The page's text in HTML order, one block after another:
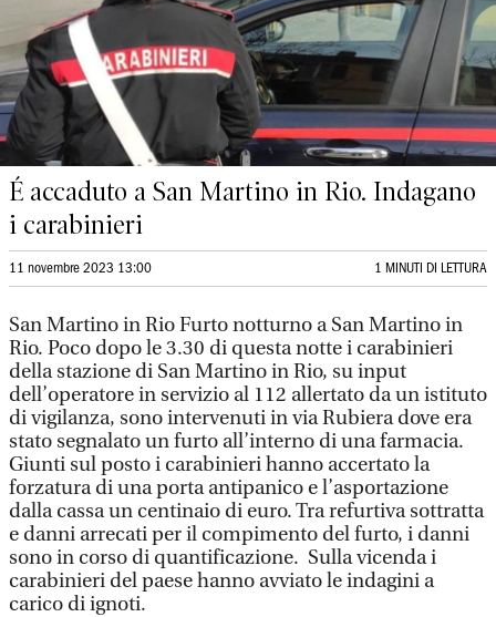
É accaduto a San Martino in Rio. Indagano
i carabinieri
11 novembre 2023 13:00 1 MINUTI DI LETTURA
San Martino in Rio Furto notturno a San Martino in
Rio. Poco dopo le 3.30 di questa notte i carabinieri
della stazione di San Martino in Rio, su input
dell’operatore in servizio al 112 allertato da un istituto
di vigilanza, sono intervenuti in via Rubiera dove era
stato segnalato un furto all’interno di una farmacia.
Giunti sul posto i carabinieri hanno accertato la
forzatura di una porta antipanico e l’asportazione
dalla cassa un centinaio di euro. Tra refurtiva sottratta
e danni arrecati per il compimento del furto, i danni
sono in corso di quantificazione. Sulla vicenda i
carabinieri del paese hanno avviato le indagini a
carico di ignoti.